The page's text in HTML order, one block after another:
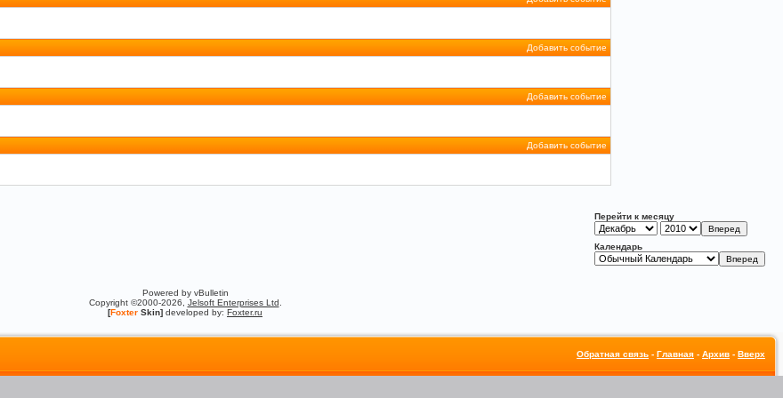
Добавить событие
Добавить событие
Добавить событие
Перейти к месяцу
Календарь
Powered by vBulletin
Copyright ©2000-2026, Jelsoft Enterprises Ltd
[Foxter Skin] developed by: Foxter.ru
Обратная связь - Главная - Архив - Вверх